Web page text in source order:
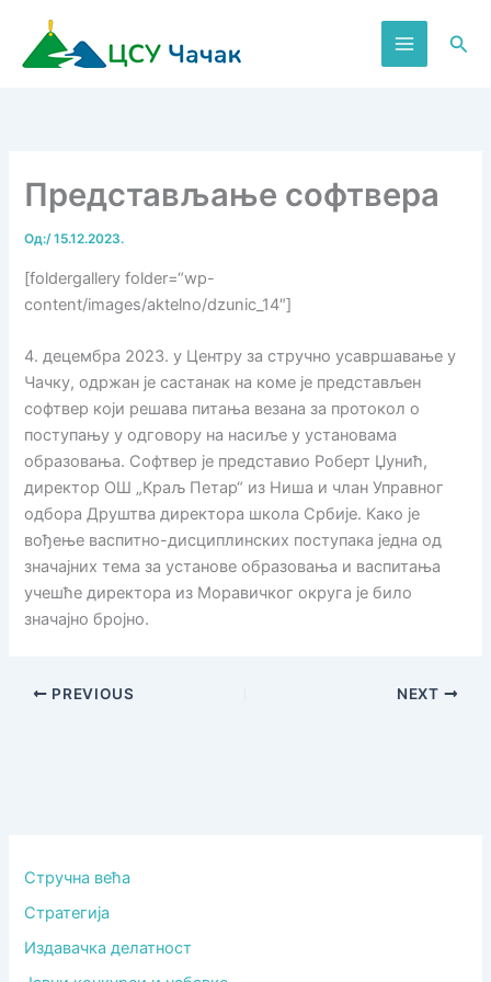
садржај
Представљање софтвера
Од:/15.12.2023.
[foldergallery folder=“wp-
content/images/aktelno/dzunic_14″]
4. децембра 2023. у Центру за стручно усавршавање у
Чачку, одржан је састанак на коме је представљен
софтвер који решава питања везана за протокол о
поступању у одговору на насиље у установама
образовања. Софтвер је представио Роберт Џунић,
директор ОШ „Краљ Петар“ из Ниша и члан Управног
одбора Друштва директора школа Србије. Како је
вођење васпитно-дисциплинских поступака једна од
значајних тема за установе образовања и васпитања
учешће директора из Моравичког округа је било
значајно бројно.
PREVIOUS NEXT
Стручна већа
Стратегија
Издавачка делатност